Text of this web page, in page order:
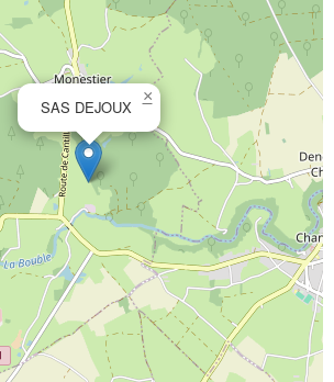
SAS DEJOUX
×